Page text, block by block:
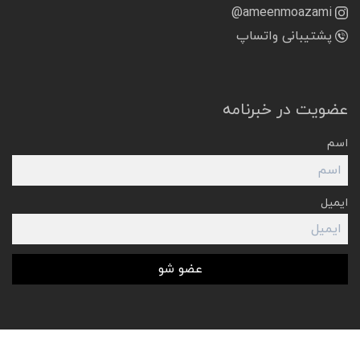
@ameenmoazami
پشتیبانی واتساپ
عضویت در خبرنامه
اسم
ایمیل